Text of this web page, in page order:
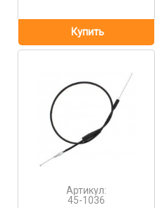
Артикул:
45-1036